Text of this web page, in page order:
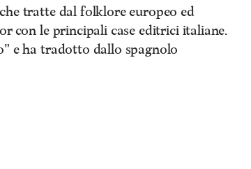
tratte dal folklore europeo ed
con le principali case editrici italiane.
e ha tradotto dallo spagnolo